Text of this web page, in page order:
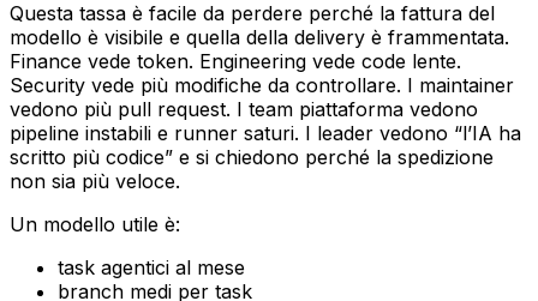
Questa tassa è facile da perdere perché la fattura del
modello è visibile e quella della delivery è frammentata.
Finance vede token. Engineering vede code lente.
Security vede più modifiche da controllare. I maintainer
vedono più pull request. I team piattaforma vedono
pipeline instabili e runner saturi. I leader vedono “l’IA ha
scritto più codice” e si chiedono perché la spedizione
non sia più veloce.
Un modello utile è:
task agentici al mese
branch medi per task